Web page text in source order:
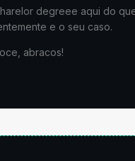
degreee aqui do
e o seu caso.
abracos!